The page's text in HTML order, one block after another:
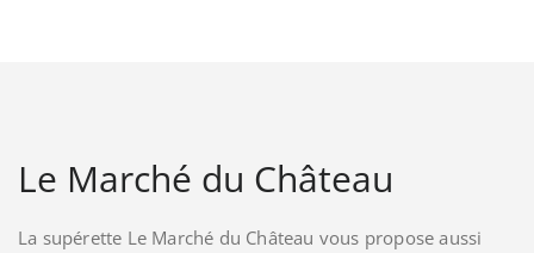
Le Marché du Château
La supérette Le Marché du Château vous propose aussi